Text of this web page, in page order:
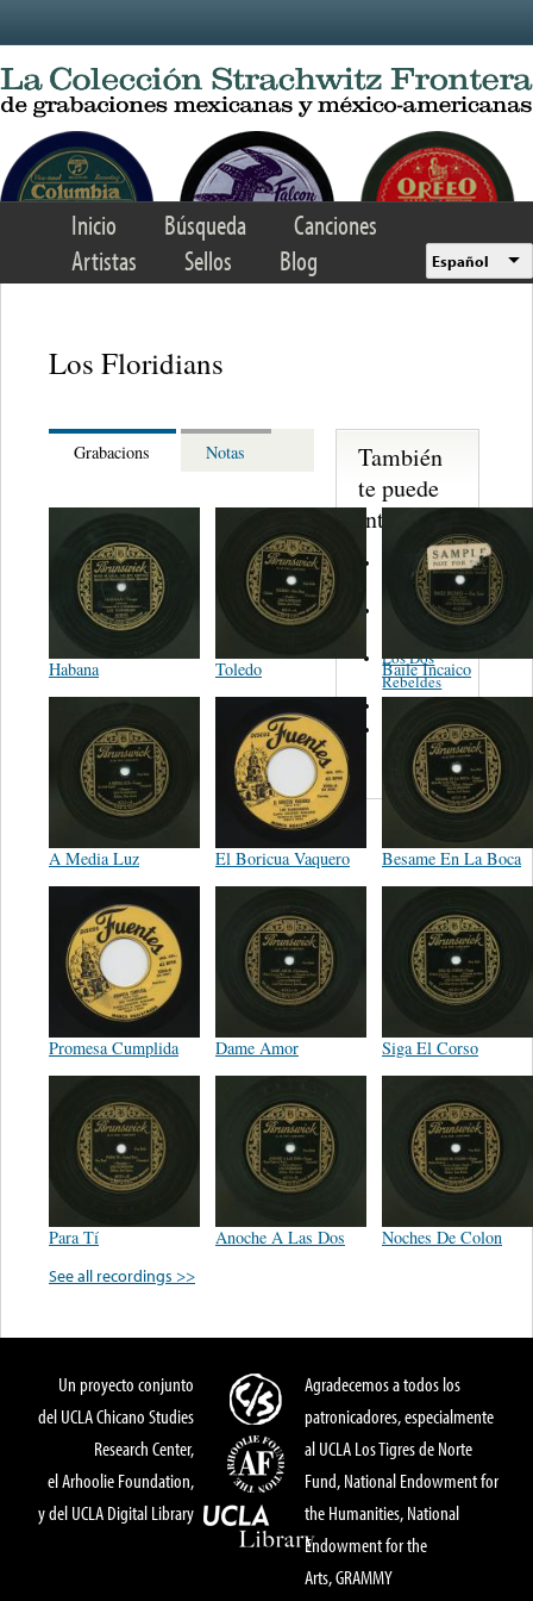
Inicio Búsqueda
Canciones
Artistas
Sellos Blog Español
Los Floridians
Grabacions Notas
Habana Toledo Baile Incaico
A Media Luz El Boricua Vaquero Besame En La Boca
Promesa Cumplida Dame Amor Siga El Corso
Para Tí Anoche A Las Dos
Noches De Colon
See all recordings >>
También
te puede
interesar...
Los Dos
Palomos
Mariachi
Los Dos
Rebeldes
Los Rayos
Del Alamo
Un proyecto conjunto
del UCLA Chicano Studies
Research Center,
el Arhoolie Foundation,
y del UCLA Digital Library
Agradecemos a todos los
patronicadores, especialmente
al UCLA Los Tigres de Norte
Fund, National Endowment for
the Humanities, National
Endowment for the
Arts, GRAMMY